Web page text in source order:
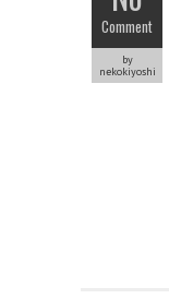
Comment
by
nekokiyoshi